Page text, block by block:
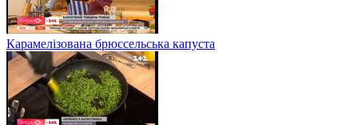
Карамелізована брюссельська капуста